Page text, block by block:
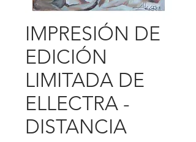
IMPRESIÓN DE
EDICIÓN
LIMITADA DE
ELLECTRA -
DISTANCIA